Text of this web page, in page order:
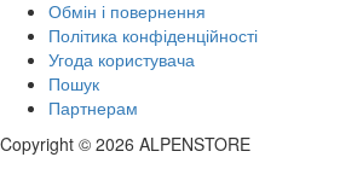
Обмін і повернення
Політика конфіденційності
Угода користувача
Пошук
Партнерам
Copyright © 2026 ALPENSTORE